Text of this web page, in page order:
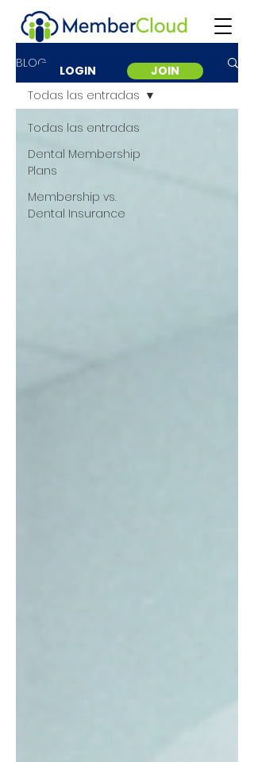
JOIN
LOGIN
BLOG
Todas las entradas
Dental Membership
Plans
Membership vs.
Dental Insurance
Todas las entradas